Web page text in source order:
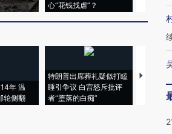
心“花钱找虐”？
年 温
轮侧翻
特朗普出席葬礼疑似打瞌
睡引争议 白宫怒斥批评
者“堕落的白痴”
视线｜全
97个 印